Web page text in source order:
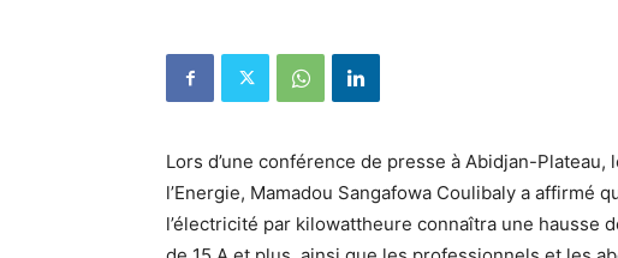
Lors d’une conférence de presse à Abidjan-
l’Energie, Mamadou Sangafowa Coulibaly a affirmé
l’électricité par kilowattheure connaîtra une hausse